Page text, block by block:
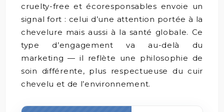
cruelty-free et écoresponsables envoie un
signal fort : celui d’une attention portée à la
chevelure mais aussi à la santé globale. Ce
type d’engagement va au-delà du
marketing — il reflète une philosophie de
soin différente, plus respectueuse du cuir
chevelu et de l’environnement.